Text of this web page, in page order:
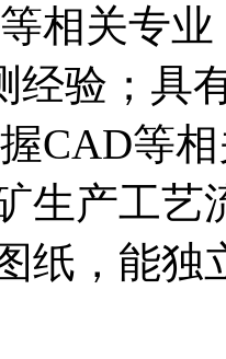
相关专业
经验；具
CAD等
生产工艺
纸，能